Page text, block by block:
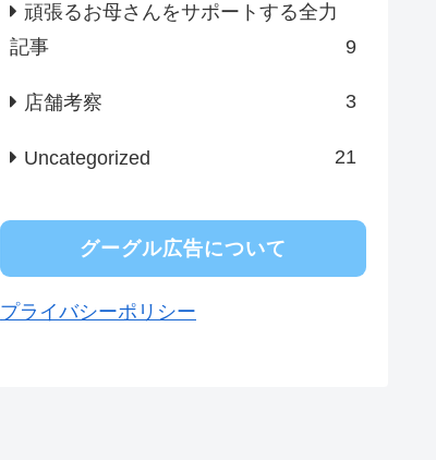
頑張るお母さんをサポートする全力
記事
9
店舗考察 3
Uncategorized 21
グーグル広告について
プライバシーポリシー